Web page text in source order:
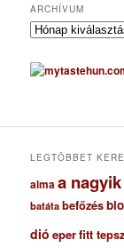
ARCHÍVUM
A
c
h
u
LEGTÖBBET
almaa
batáta befőzés
dió eperfitt